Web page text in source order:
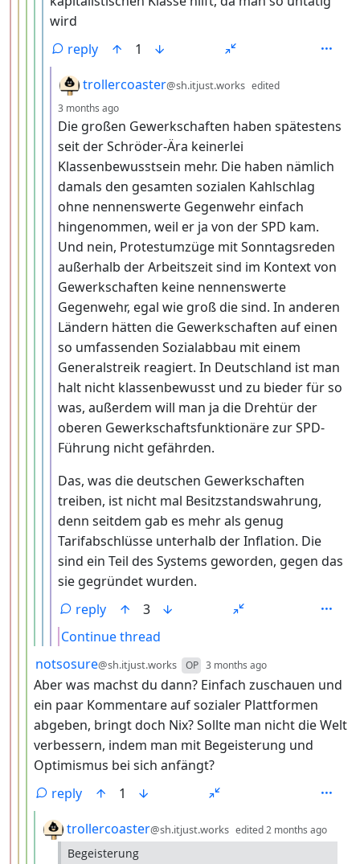
wird
reply
1
by
trollercoaster@sh.itjust.works edited
3 months ago
Die großen Gewerkschaften haben spätestens
seit der Schröder-Ära keinerlei
Klassenbewusstsein mehr. Die haben nämlich
damals den gesamten sozialen Kahlschlag
ohne nennenswerte Gegenwehr einfach
hingenommen, weil er ja von der SPD kam.
Und nein, Protestumzüge mit Sonntagsreden
außerhalb der Arbeitszeit sind im Kontext von
Gewerkschaften keine nennenswerte
Gegenwehr, egal wie groß die sind. In anderen
Ländern hätten die Gewerkschaften auf einen
so umfassenden Sozialabbau mit einem
Generalstreik reagiert. In Deutschland ist man
halt nicht klassenbewusst und zu bieder für so
was, außerdem will man ja die Drehtür der
oberen Gewerkschaftsfunktionäre zur SPD-
Führung nicht gefährden.
Das, was die deutschen Gewerkschaften
treiben, ist nicht mal Besitzstandswahrung,
denn seitdem gab es mehr als genug
Tarifabschlüsse unterhalb der Inflation. Die
sind ein Teil des Systems geworden, gegen das
sie gegründet wurden.
reply
3
Continue thread
by
notsosure@sh.itjust.works OP 3 months ago
Aber was machst du dann? Einfach zuschauen und
ein paar Kommentare auf sozialer Plattformen
abgeben, bringt doch Nix? Sollte man nicht die Welt
verbessern, indem man mit Begeisterung und
Optimismus bei sich anfängt?
reply
1
by
trollercoaster@sh.itjust.works edited2 months ago
Begeisterung